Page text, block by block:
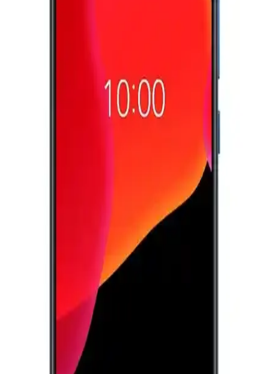
Motorola, CES 2024'te tanıttığı katlanabilir telefonu ile uygun fiyat
ve gelişmiş teknik özellikleri bir araya getirerek pazar payını
artırmayı hedefliyor. Cihaz, kullanıcı dostu arayüzü ve
Ayaneo'nun ilk akıllı telefonu, Xperia Play'in oyun odaklı tasarımını
modern dokunmatik yüzeylerle yeniden yorumluyor. Cihaz, fiziksel
butonlar ve yazılım desteğiyle taşınabilir oyun deneyimini
Samsung'un Üç Katlanabilir Telefonu: 10 İnçlik
Ekran ve Çift Menteşe Tasarımıyla Yeni Dönem
Samsung, çift menteşeli ve üç katlanabilir ekranlı yeni telefon
prototipleriyle hem telefon hem tablet deneyimi sunuyor. Sınırlı
üretim ve yüksek fiyatla teknoloji sınırlarını zorluyor.
Samsung Telefon Sıfırlama Yöntemleri ve Güvenli
Kullanım İpuçları
Samsung telefon sıfırlama yöntemleri, performans artırma ve veri
güvenliği için önemli. Adımlar ve ipuçlarıyla cihazınızı nasıl
sıfırlayacağınızı öğrenin.